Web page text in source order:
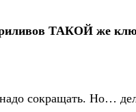
ТАКОЙ же
сокращать. Но…